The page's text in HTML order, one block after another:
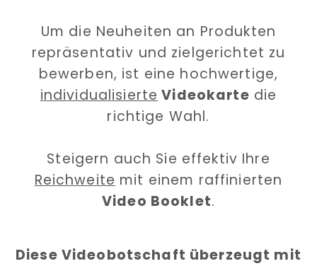
Um die Neuheiten an Produkten
repräsentativ und zielgerichtet zu
bewerben, ist eine hochwertige,
individualisierteVideokarte die
richtige Wahl.
Steigern auch Sie effektiv Ihre
Reichweite mit einem raffinierten
Video Booklet.
Diese Videobotschaft überzeugt mit